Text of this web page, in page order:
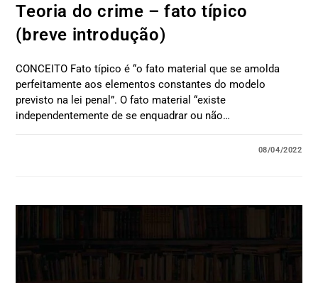
Teoria do crime – fato típico
(breve introdução)
CONCEITO Fato típico é “o fato material que se amolda
perfeitamente aos elementos constantes do modelo
previsto na lei penal”. O fato material “existe
independentemente de se enquadrar ou não…
08/04/2022